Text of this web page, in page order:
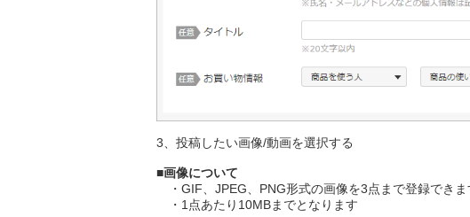
3、投稿したい画像/動画を選択する
■画像について
・GIF、JPEG、PNG形式の画像を3点まで登録できま
・1点あたり10MBまでとなります